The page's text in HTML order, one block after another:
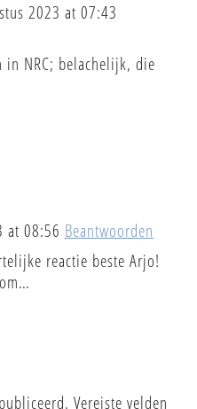
2023 at 07:43
in NRC; belachelijk, die
at 08:56 Beantwoorden
reactie beste Arjo!
Vereiste velden